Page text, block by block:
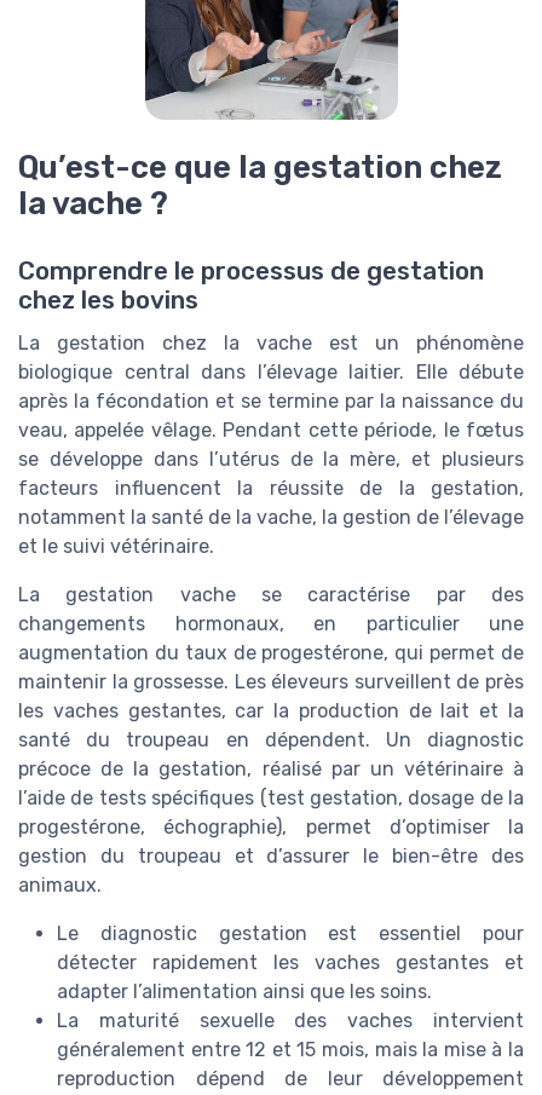
Qu’est-ce que la gestation chez
la vache ?
Comprendre le processus de gestation
chez les bovins
La gestation chez la vache est un phénomène
biologique central dans l’élevage laitier. Elle débute
après la fécondation et se termine par la naissance du
veau, appelée vêlage. Pendant cette période, le fœtus
se développe dans l’utérus de la mère, et plusieurs
facteurs influencent la réussite de la gestation,
notamment la santé de la vache, la gestion de l’élevage
et le suivi vétérinaire.
La gestation vache se caractérise par des
changements hormonaux, en particulier une
augmentation du taux de progestérone, qui permet de
maintenir la grossesse. Les éleveurs surveillent de près
les vaches gestantes, car la production de lait et la
santé du troupeau en dépendent. Un diagnostic
précoce de la gestation, réalisé par un vétérinaire à
l’aide de tests spécifiques (test gestation, dosage de la
progestérone, échographie), permet d’optimiser la
gestion du troupeau et d’assurer le bien-être des
animaux.
Le diagnostic gestation est essentiel pour
détecter rapidement les vaches gestantes et
adapter l’alimentation ainsi que les soins.
La maturité sexuelle des vaches intervient
généralement entre 12 et 15 mois, mais la mise à la
reproduction dépend de leur développement